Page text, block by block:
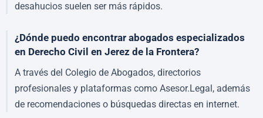
desahucios suelen ser más rápidos.
¿Dónde puedo encontrar abogados especializados
en Derecho Civil en Jerez de la Frontera?
A través del Colegio de Abogados, directorios
profesionales y plataformas como Asesor.Legal, además
de recomendaciones o búsquedas directas en internet.